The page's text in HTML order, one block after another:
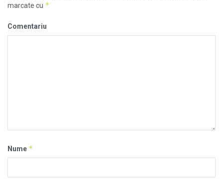
marcate cu *
Comentariu
Nume *